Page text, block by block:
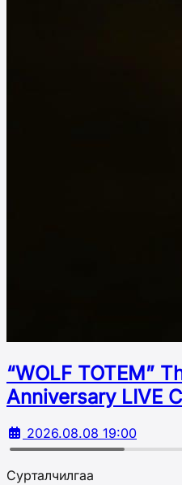
“WOLF TOTEM”
Аnniversary LIVE
2026.08.08 19:00
Сурталчилгаа